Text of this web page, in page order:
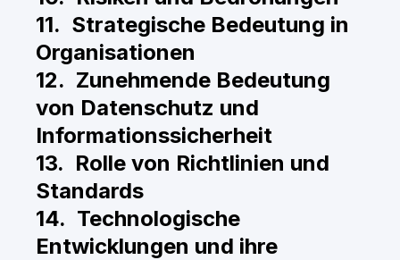
11. Strategische Bedeutung in
Organisationen
12. Zunehmende Bedeutung
von Datenschutz und
Informationssicherheit
13. Rolle von Richtlinien und
Standards
14. Technologische
Entwicklungen und ihre